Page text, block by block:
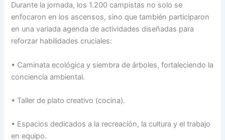
Durante la jornada, los 1.200 campistas no solo se
enfocaron en los ascensos, sino que también participaron
en una variada agenda de actividades diseñadas para
reforzar habilidades cruciales:
• Caminata ecológica y siembra de árboles, fortaleciendo la
conciencia ambiental.
• Taller de plato creativo (cocina).
• Espacios dedicados a la recreación, la cultura y el trabajo
en equipo.